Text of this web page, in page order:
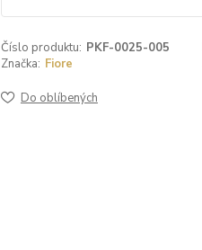
Číslo produktu: PKF-0025-005
Značka: Fiore
Do oblíbených